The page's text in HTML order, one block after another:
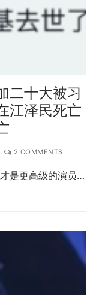
二十大被习
江泽民死亡
2 COMMENTS
是更高级的演员…